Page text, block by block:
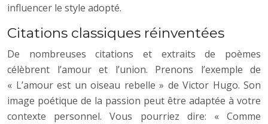
influencer le style adopté.
Citations classiques réinventées
De nombreuses citations et extraits de poèmes
célèbrent l’amour et l’union. Prenons l’exemple de
« L’amour est un oiseau rebelle » de Victor Hugo. Son
image poétique de la passion peut être adaptée à votre
contexte personnel. Vous pourriez dire: « Comme